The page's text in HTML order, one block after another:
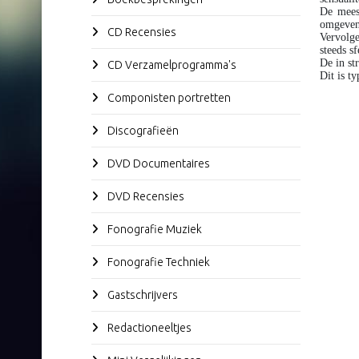
CD Recensies
CD Verzamelprogramma's
Componisten portretten
Discografieën
DVD Documentaires
DVD Recensies
Fonografie Muziek
Fonografie Techniek
Gastschrijvers
Redactioneeltjes
De
steeds
De in
Dit is